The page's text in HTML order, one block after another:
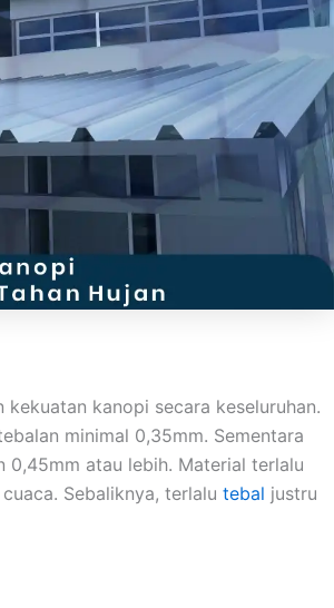
kanopi secara keseluruhan.
minimal 0,35mm. Sementara
0,45mm atau lebih. Material terlalu
Sebaliknya, terlalu tebal justru